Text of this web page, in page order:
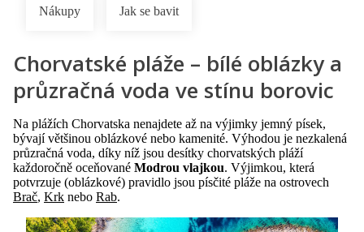
Nákupy Jak se bavit
Chorvatské pláže – bílé oblázky a
průzračná voda ve stínu borovic
Na plážích Chorvatska nenajdete až na výjimky jemný písek,
bývají většinou oblázkové nebo kamenité. Výhodou je nezkalená
průzračná voda, díky níž jsou desítky chorvatských pláží
každoročně oceňované Modrou vlajkou. Výjimkou, která
potvrzuje (oblázkové) pravidlo jsou písčité pláže na ostrovech
Brač, Krk nebo Rab.